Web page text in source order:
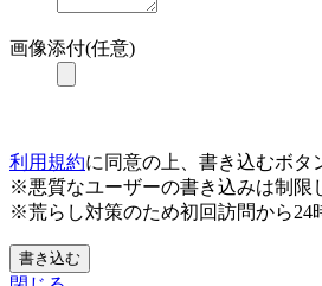
画像添付(任意)
利用規約に同意の上、書き込むボタ
※悪質なユーザーの書き込みは制限
※荒らし対策のため初回訪問から24
書き込む